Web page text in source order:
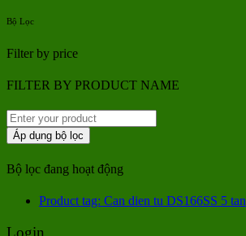
Bộ Lọc
Filter by price
FILTER BY PRODUCT NAME
Áp dụng bộ lọc
Bộ lọc đang hoạt động
Product tag: Can dien tu DS166SS 5 tan
Login